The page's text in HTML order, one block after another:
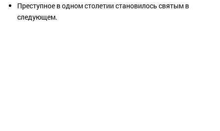
Преступное в одном столетии становилось святым в
следующем.